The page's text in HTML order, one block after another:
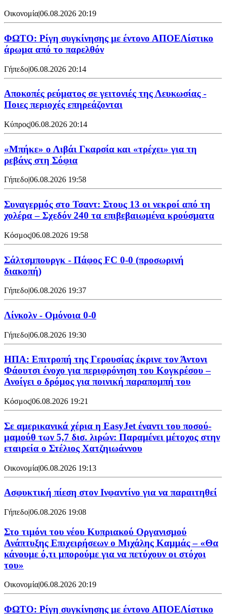
Οικονομία|06.08.2026 20:19
ΦΩΤΟ: Ρίγη συγκίνησης με έντονο ΑΠΟΕΛίστικο
άρωμα από το παρελθόν
Γήπεδο|06.08.2026 20:14
Αποκοπές ρεύματος σε γειτονιές της Λευκωσίας -
Ποιες περιοχές επηρεάζονται
Κύπρος|06.08.2026 20:14
«Μπήκε» ο Λιβάι Γκαρσία και «τρέχει» για τη
ρεβάνς στη Σόφια
Γήπεδο|06.08.2026 19:58
Συναγερμός στο Τσαντ: Στους 13 οι νεκροί από τη
χολέρα – Σχεδόν 240 τα επιβεβαιωμένα κρούσματα
Κόσμος|06.08.2026 19:58
Σάλτσμπουργκ - Πάφος FC 0-0 (προσωρινή
διακοπή)
Γήπεδο|06.08.2026 19:37
Λίνκολν - Ομόνοια 0-0
Γήπεδο|06.08.2026 19:30
ΗΠΑ: Επιτροπή της Γερουσίας έκρινε τον Άντονι
Φάουτσι ένοχο για περιφρόνηση του Κογκρέσου –
Ανοίγει ο δρόμος για ποινική παραπομπή του
Κόσμος|06.08.2026 19:21
Σε αμερικανικά χέρια η EasyJet έναντι του ποσού-
μαμούθ των 5,7 δισ. λιρών: Παραμένει μέτοχος στην
εταιρεία ο Στέλιος Χατζηιωάννου
Οικονομία|06.08.2026 19:13
Ασφυκτική πίεση στον Ινφαντίνο για να παραιτηθεί
Γήπεδο|06.08.2026 19:08
Στο τιμόνι του νέου Κυπριακού Οργανισμού
Ανάπτυξης Επιχειρήσεων ο Μιχάλης Καμμάς – «Θα
κάνουμε ό,τι μπορούμε για να πετύχουν οι στόχοι
του»
Οικονομία|06.08.2026 20:19
ΦΩΤΟ: Ρίγη συγκίνησης με έντονο ΑΠΟΕΛίστικο